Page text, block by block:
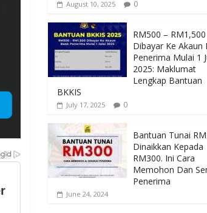
August 10, 2025 0
RM500 – RM1,500
Dibayar Ke Akaun
Penerima Mulai 1
2025: Maklumat
Lengkap Bantuan
BKKIS
July 17, 2025 0
Bantuan Tunai
Dinaikkan Kepada
RM300. Ini Cara
Memohon Dan
Penerima
June 24, 2024